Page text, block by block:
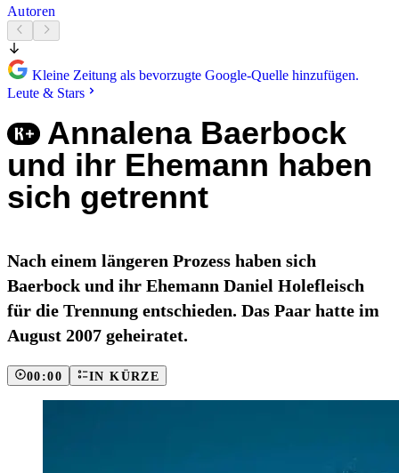
Autoren
Kleine Zeitung als bevorzugte Google-Quelle hinzufügen.
Leute & Stars
Annalena Baerbock
und ihr Ehemann haben
sich getrennt
Nach einem längeren Prozess haben sich
Baerbock und ihr Ehemann Daniel Holefleisch
für die Trennung entschieden. Das Paar hatte im
August 2007 geheiratet.
00:00 IN KÜRZE